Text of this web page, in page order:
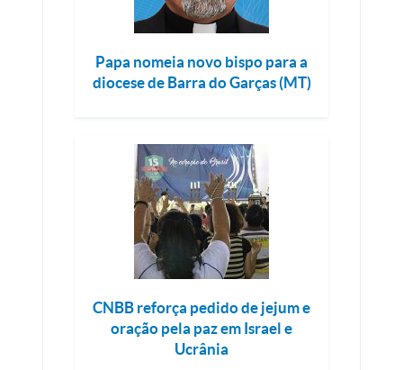
Papa nomeia novo bispo para a
diocese de Barra do Garças (MT)
CNBB reforça pedido de jejum e
oração pela paz em Israel e
Ucrânia